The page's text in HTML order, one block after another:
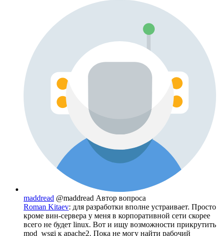
maddread @maddread Автор вопроса
Roman Kitaev: для разработки вполне устраивает. Просто
кроме вин-сервера у меня в корпоративной сети скорее
всего не будет linux. Вот и ищу возможности прикрутить
mod_wsgi к apache2. Пока не могу найти рабочий